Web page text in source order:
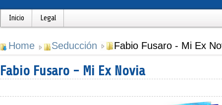
Inicio Legal
Home Seducción Fabio Fusaro - Mi Ex
Fabio Fusaro - Mi Ex Novia